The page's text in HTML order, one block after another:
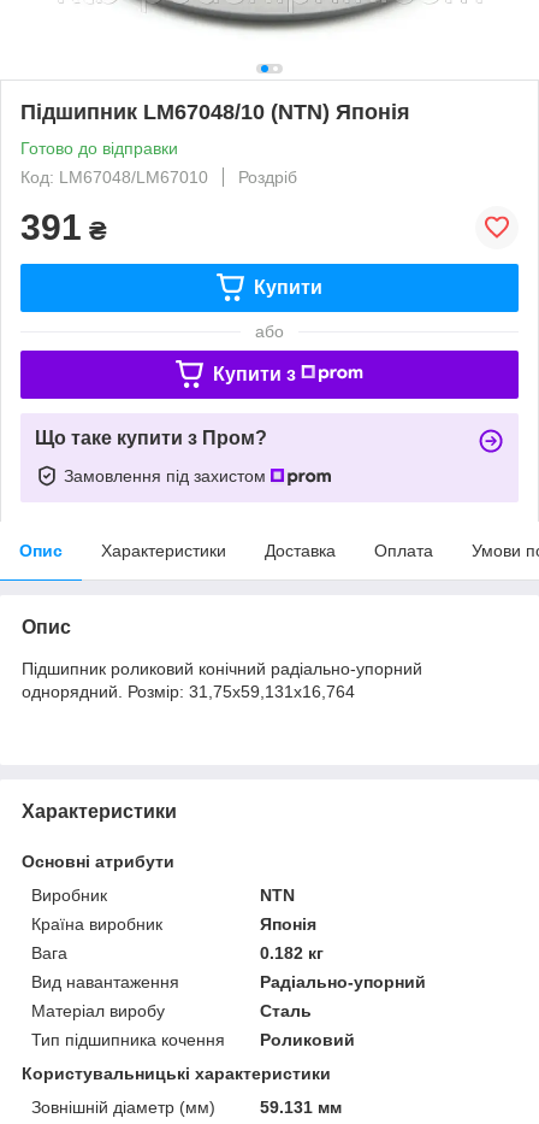
Підшипник LM67048/10 (NTN) Японія
Готово до відправки
Код: LM67048/LM67010
Роздріб
391 ₴
Купити
або
Купити з
Що таке купити з Пром?
Замовлення під захистом
Опис Характеристики Доставка Оплата Умови
Опис
Підшипник роликовий конічний радіально-упорний
однорядний. Розмір: 31,75х59,131х16,764
Характеристики
Основні атрибути
Виробник
NTN
Країна виробник
Японія
Вага
0.182 кг
Вид навантаження
Радіально-упорний
Матеріал виробу
Сталь
Тип підшипника кочення
Роликовий
Користувальницькі характеристики
Зовнішній діаметр (мм)
59.131 мм